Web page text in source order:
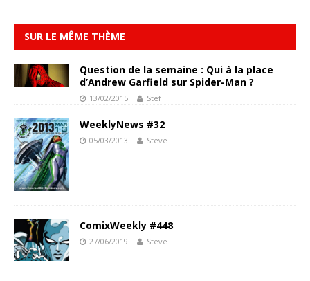
SUR LE MÊME THÈME
Question de la semaine : Qui à la place
d’Andrew Garfield sur Spider-Man ?
13/02/2015 Stef
WeeklyNews #32
05/03/2013 Steve
ComixWeekly #448
27/06/2019 Steve